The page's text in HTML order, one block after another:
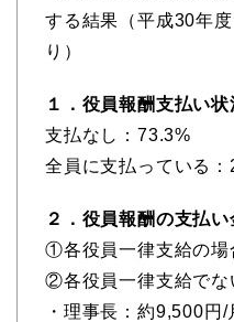
する結果（平成30年
り）
１．役員報酬支払い状
支払なし：73.3%
全員に支払っている：
２．役員報酬の支払い
①各役員一律支給の場
②各役員一律支給でな
・理事長：約9,500円/